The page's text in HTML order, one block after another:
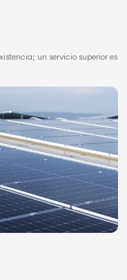
un servicio superior es